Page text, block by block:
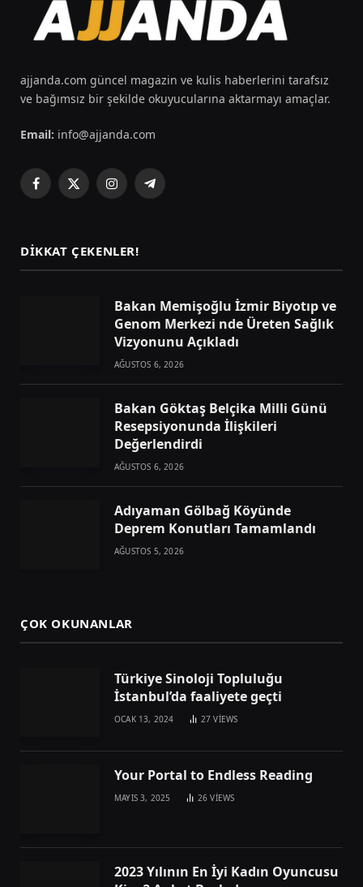
ajjanda.com güncel magazin ve kulis haberlerini tarafsız
ve bağımsız bir şekilde okuyucularına aktarmayı amaçlar.
Email: info@ajjanda.com
Facebook
X
InstagramTelegram
DIKKAT ÇEKENLER!
Bakan Memişoğlu İzmir Biyotıp ve
Genom Merkezi nde Üreten Sağlık
Vizyonunu Açıkladı
AĞUSTOS 6, 2026
Bakan Göktaş Belçika Milli Günü
Resepsiyonunda İlişkileri
Değerlendirdi
AĞUSTOS 6, 2026
Adıyaman Gölbağ Köyünde
Deprem Konutları Tamamlandı
AĞUSTOS 5, 2026
ÇOK OKUNANLAR
Türkiye Sinoloji Topluluğu
İstanbul’da faaliyete geçti
OCAK 13, 2024 27VIEWS
Your Portal to Endless Reading
MAYIS 3, 2025 26VIEWS
2023 Yılının En İyi Kadın Oyuncusu